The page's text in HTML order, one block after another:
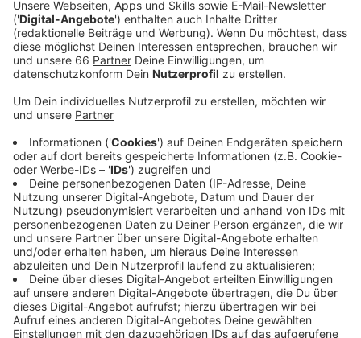
dass sie ebenfalls Männer waren.
Veröffentlicht:Donnerstag, 16.05.2024 18:09
Anzeige
Ein Opfer sei in einer Wohnung entdeckt worden, zwei
im Treppenhaus. Der Staatsanwalt wollte eine
"Fremdeinwirkung nicht ausschließen". Aber: Wie es zu
dem Brand kam, dazu läuft weiter die
Ursachenforschung. Die Spuren vor Ort würden laut
Staatsanwalt auf eine heftige Explosion hindeuten, für
die es aber "noch keine Erklärung" gebe. Das Feuer hat
neben den drei Todesopfern auch viele Verletzte
gefordert: 16 Menschen kamen in Krankenhäuser, zwei
von ihnen schweben noch in Lebensgefahr. Die
Tagesschau spricht online von einer möglichen